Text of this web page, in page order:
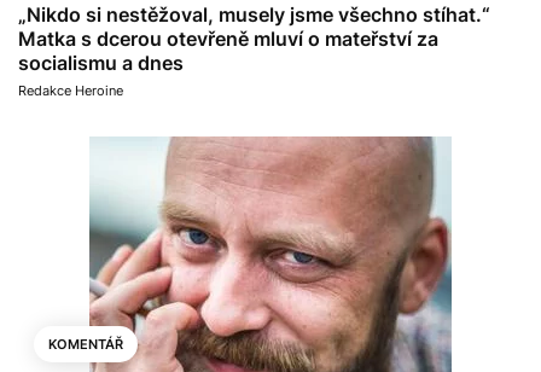
„Nikdo si nestěžoval, musely jsme všechno stíhat.“
Matka s dcerou otevřeně mluví o mateřství za
socialismu a dnes
Redakce Heroine
KOMENTÁŘ